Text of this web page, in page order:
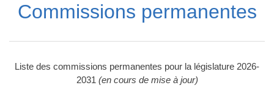
Commissions permanentes
Liste des commissions permanentes pour la législature 2026-
2031 (en cours de mise à jour)